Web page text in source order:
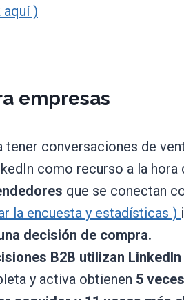
aquí )
empresas
tener conversaciones de
como recurso a la
que se conectan
la encuesta y estadísticas )
decisión de compra.
B2B utilizan LinkedIn
y activa obtienen 5